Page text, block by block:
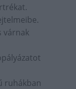
várnak
ruhákban